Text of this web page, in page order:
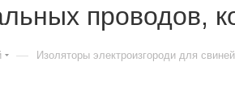
проводов,
— Изоляторы электроизгороди для свиней